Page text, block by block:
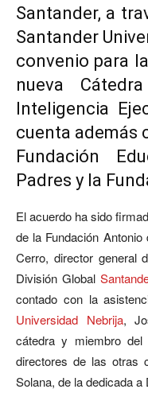
Santander, a
Santander
convenio para
nueva
Inteligencia
cuenta además
Fundación
Padres y la
El acuerdo ha sido
de la Fundación
Cerro, director general
División Global
contado con la
Universidad Nebrija,
cátedra y miembro
directores de las otras
Solana, de la dedicada